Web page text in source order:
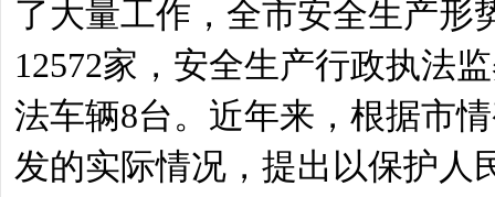
了大量工作，全市安全生产形
12572家，安全生产行政执法
法车辆8台。近年来，根据市
发的实际情况，提出以保护人